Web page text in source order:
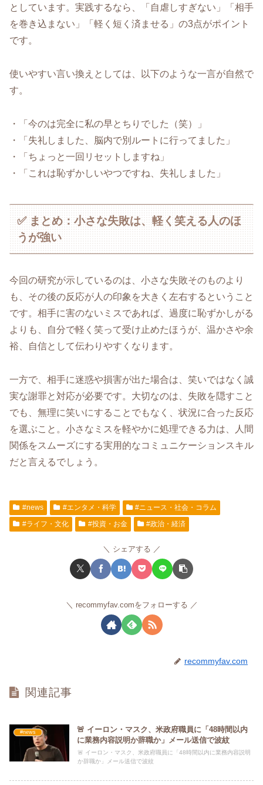
としています。実践するなら、「自虐しすぎない」「相手
を巻き込まない」「軽く短く済ませる」の3点がポイント
です。
使いやすい言い換えとしては、以下のような一言が自然で
す。
・「今のは完全に私の早とちりでした（笑）」
・「失礼しました、脳内で別ルートに行ってました」
・「ちょっと一回リセットしますね」
・「これは恥ずかしいやつですね、失礼しました」
✅ まとめ：小さな失敗は、軽く笑える人のほ
うが強い
今回の研究が示しているのは、小さな失敗そのものより
も、その後の反応が人の印象を大きく左右するということ
です。相手に害のないミスであれば、過度に恥ずかしがる
よりも、自分で軽く笑って受け止めたほうが、温かさや余
裕、自信として伝わりやすくなります。
一方で、相手に迷惑や損害が出た場合は、笑いではなく誠
実な謝罪と対応が必要です。大切なのは、失敗を隠すこと
でも、無理に笑いにすることでもなく、状況に合った反応
を選ぶこと。小さなミスを軽やかに処理できる力は、人間
関係をスムーズにする実用的なコミュニケーションスキル
だと言えるでしょう。
#news #エンタメ・科学
#ニュース・社会・コラム
#ライフ・文化
#投資・お金 #政治・経済
シェアする
recommyfav.comをフォローする
recommyfav.com
関連記事
#news
🚨 イーロン・マスク、米政府職員に「48時間以内
に業務内容説明か辞職か」メール送信で波紋
🚨 イーロン・マスク、米政府職員に「48時間以内に業務内容説明
か辞職か」メール送信で波紋